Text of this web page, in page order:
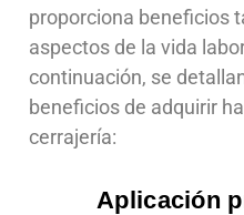
proporciona beneficios
aspectos de la vida
continuación, se
beneficios de adquirir
cerrajería:
Aplicación